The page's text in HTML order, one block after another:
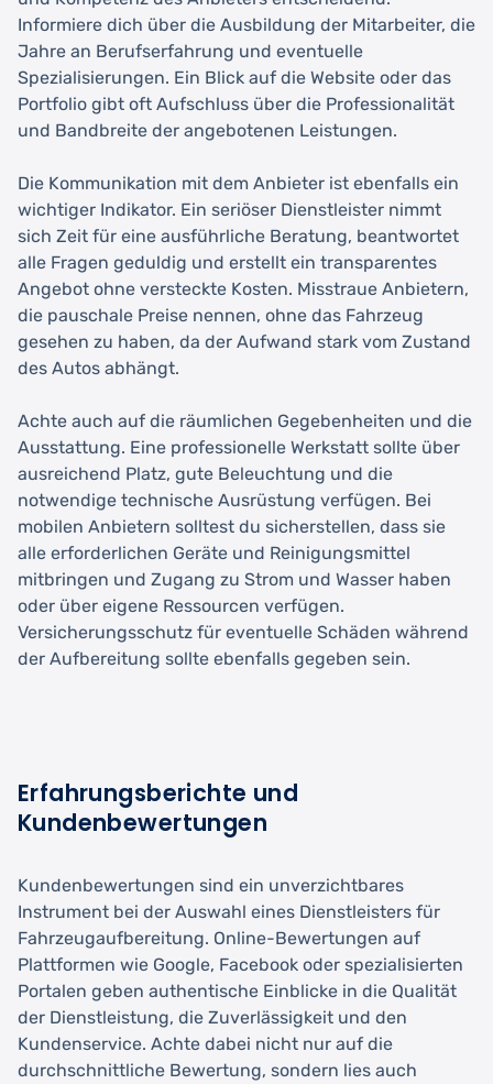
Informiere dich über die Ausbildung der Mitarbeiter, die
Jahre an Berufserfahrung und eventuelle
Spezialisierungen. Ein Blick auf die Website oder das
Portfolio gibt oft Aufschluss über die Professionalität
und Bandbreite der angebotenen Leistungen.
Die Kommunikation mit dem Anbieter ist ebenfalls ein
wichtiger Indikator. Ein seriöser Dienstleister nimmt
sich Zeit für eine ausführliche Beratung, beantwortet
alle Fragen geduldig und erstellt ein transparentes
Angebot ohne versteckte Kosten. Misstraue Anbietern,
die pauschale Preise nennen, ohne das Fahrzeug
gesehen zu haben, da der Aufwand stark vom Zustand
des Autos abhängt.
Achte auch auf die räumlichen Gegebenheiten und die
Ausstattung. Eine professionelle Werkstatt sollte über
ausreichend Platz, gute Beleuchtung und die
notwendige technische Ausrüstung verfügen. Bei
mobilen Anbietern solltest du sicherstellen, dass sie
alle erforderlichen Geräte und Reinigungsmittel
mitbringen und Zugang zu Strom und Wasser haben
oder über eigene Ressourcen verfügen.
Versicherungsschutz für eventuelle Schäden während
der Aufbereitung sollte ebenfalls gegeben sein.
Erfahrungsberichte und
Kundenbewertungen
Kundenbewertungen sind ein unverzichtbares
Instrument bei der Auswahl eines Dienstleisters für
Fahrzeugaufbereitung. Online-Bewertungen auf
Plattformen wie Google, Facebook oder spezialisierten
Portalen geben authentische Einblicke in die Qualität
der Dienstleistung, die Zuverlässigkeit und den
Kundenservice. Achte dabei nicht nur auf die
durchschnittliche Bewertung, sondern lies auch